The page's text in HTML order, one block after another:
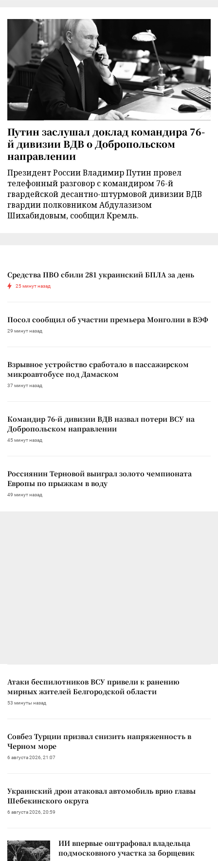
Путин заслушал доклад командира 76-
й дивизии ВДВ о Добропольском
направлении
Президент России Владимир Путин провел
телефонный разговор с командиром 76-й
гвардейской десантно-штурмовой дивизии ВДВ
гвардии полковником Абдулазизом
Шихабидовым, сообщил Кремль.
Средства ПВО сбили 281 украинский БПЛА за день
25 минут назад
Посол сообщил об участии премьера Монголии в ВЭФ
29 минут назад
Взрывное устройство сработало в пассажирском
микроавтобусе под Дамаском
37 минут назад
Командир 76-й дивизии ВДВ назвал потери ВСУ на
Добропольском направлении
45 минут назад
Россиянин Терновой выиграл золото чемпионата
Европы по прыжкам в воду
49 минут назад
Атаки беспилотников ВСУ привели к ранению
мирных жителей Белгородской области
53 минуты назад
Совбез Турции призвал снизить напряженность в
Черном море
6 августа 2026, 21:07
Украинский дрон атаковал автомобиль врио главы
Шебекинского округа
6 августа 2026, 20:59
ИИ впервые оштрафовал владельца
подмосковного участка за борщевик